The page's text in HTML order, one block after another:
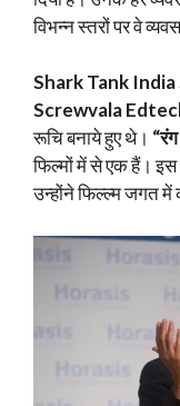
विभन्न स्तरों पर वे
Shark Tank
Screwvala
रूचि बनाये हुए थे।
फिल्मों में से एक हैं। इस
उन्होंने फिल्ल्म जगत में